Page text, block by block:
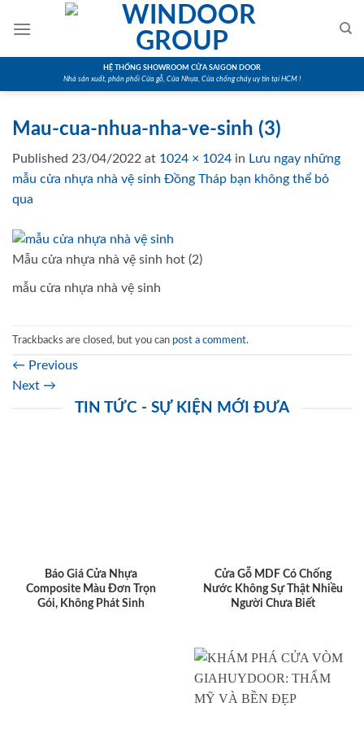
HỆ THỐNG SHOWROOM CỬA SAIGON DOOR
Nhà sản xuất, phân phối Cửa gỗ, Cửa Nhựa, Cửa chống cháy uy tín tại HCM !
Mau-cua-nhua-nha-ve-sinh (3)
Published 23/04/2022 at 1024 × 1024 in Lưu ngay những
mẫu cửa nhựa nhà vệ sinh Đồng Tháp bạn không thể bỏ
qua
Mẫu cửa nhựa nhà vệ sinh hot (2)
mẫu cửa nhựa nhà vệ sinh
Trackbacks are closed, but you can post a comment.
← Previous
Next →
TIN TỨC - SỰ KIỆN MỚI ĐƯA
Báo Giá Cửa Nhựa
Composite Màu Đơn Trọn
Gói, Không Phát Sinh
Cửa Gỗ MDF Có Chống
Nước Không Sự Thật Nhiều
Người Chưa Biết